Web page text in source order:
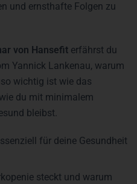
und ernsthafte Folgen zu
von Hansefit erfährst du
Yannick Lankenau, warum
wichtig ist wie das
du mit minimalem
bleibst.
für deine Gesundheit
steckt und warum